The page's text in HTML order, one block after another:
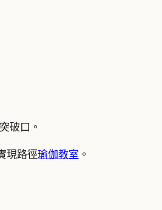
破口。
現路徑瑜伽教室 。